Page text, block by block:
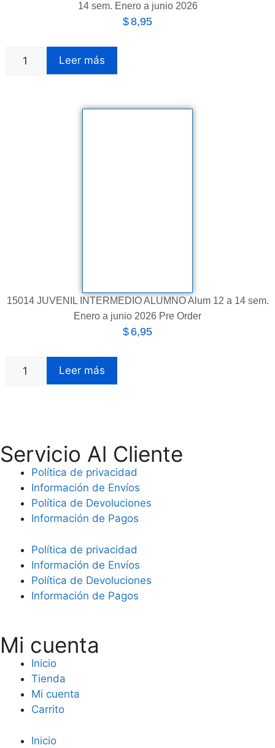
14 sem. Enero a junio 2026
$8,95
Leer más
15014 JUVENIL INTERMEDIO ALUMNO Alum 12 a 14 sem.
Enero a junio 2026 Pre Order
$ 6,95
Leer más
Servicio Al Cliente
Política de privacidad
Información de Envíos
Política de Devoluciones
Información de Pagos
Política de privacidad
Información de Envíos
Política de Devoluciones
Información de Pagos
Mi cuenta
Inicio
Tienda
Mi cuenta
Carrito
Inicio